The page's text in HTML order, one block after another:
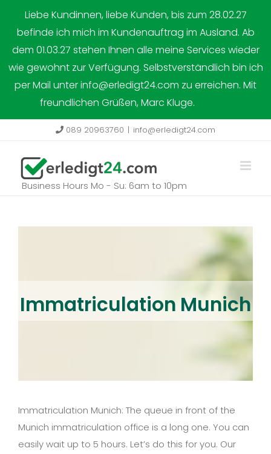
Liebe Kundinnen, liebe Kunden, bis zum 28.02.27
befinde ich mich im Kundenauftrag im Ausland. Ab
dem 01.03.27 stehen Ihnen alle meine Services wieder
wie gewohnt zur Verfügung. Selbstverständlich bin ich
per Mail unter info@erledigt24.com zu erreichen. Mit
freundlichen Grüßen, Marc Kluge.
089 20963760 | info@erledigt24.com
Business Hours Mo - Su: 6am to 10pm
Immatriculation Munich
Immatriculation Munich: The queue in front of the
Munich immatriculation office is a long one. You can
easily wait up to 5 hours. Let’s do this for you. Our